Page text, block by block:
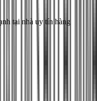
tại nhà uy tín hàng